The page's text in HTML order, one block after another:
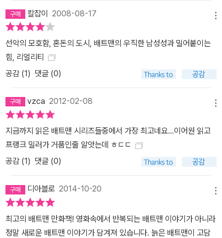
칼잡이 2008-08-17
선악의 모호함, 혼돈의 도시, 배트맨의 우직한 남성성과 밀어붙이는
힘, 리얼리티
공감 (1) 댓글 (0)
vzca 2012-02-08
지금까지 읽은 배트맨 시리즈들중에서 가장 최고네요...이어원 읽고
프랭크 밀러가 거품인줄 알앗는데 ㅎㄷㄷ
공감 (1) 댓글 (0)
디아블로 2014-10-20
최고의 배트맨 만화책! 영화속에서 반복되는 배트맨 이야기가 아니라
정말 새로운 배트맨 이야기가 담겨져 있습니다. 늙은 배트맨이 고담